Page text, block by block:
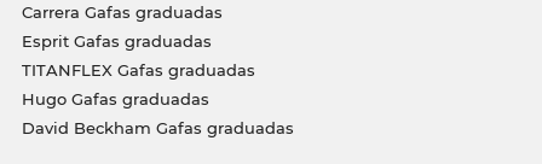
Carrera Gafas graduadas
Esprit Gafas graduadas
TITANFLEX Gafas graduadas
Hugo Gafas graduadas
David Beckham Gafas graduadas